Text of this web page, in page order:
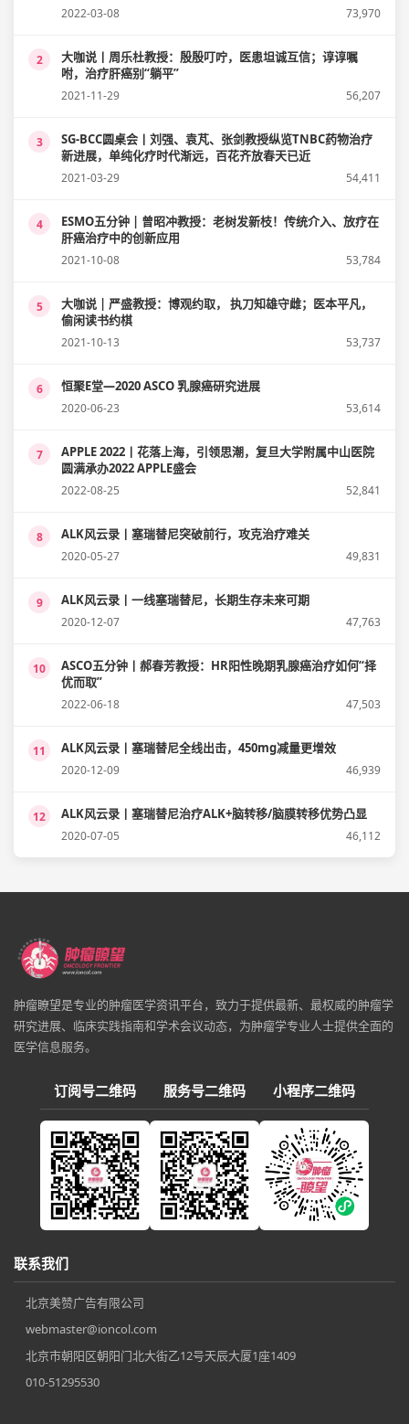
2022-03-08 73,970
2
大咖说丨周乐杜教授：殷殷叮咛，医患坦诚互信；谆谆嘱
咐，治疗肝癌别“躺平”
2021-11-29 56,207
3
SG-BCC圆桌会丨刘强、袁芃、张剑教授纵览TNBC药物治疗
新进展，单纯化疗时代渐远，百花齐放春天已近
2021-03-29 54,411
4
ESMO五分钟 | 曾昭冲教授：老树发新枝！传统介入、放疗在
肝癌治疗中的创新应用
2021-10-08 53,784
5
大咖说 | 严盛教授：博观约取， 执刀知雄守雌；医本平凡，
偷闲读书约棋
2021-10-13 53,737
6 恒聚E堂—2020 ASCO 乳腺癌研究进展
2020-06-23 53,614
7
APPLE 2022丨花落上海，引领思潮，复旦大学附属中山医院
圆满承办2022 APPLE盛会
2022-08-25 52,841
8 ALK风云录丨塞瑞替尼突破前行，攻克治疗难关
2020-05-27 49,831
9 ALK风云录丨一线塞瑞替尼，长期生存未来可期
2020-12-07 47,763
10
ASCO五分钟丨郝春芳教授：HR阳性晚期乳腺癌治疗如何“择
优而取”
2022-06-18 47,503
11 ALK风云录丨塞瑞替尼全线出击，450mg减量更增效
2020-12-09 46,939
12 ALK风云录丨塞瑞替尼治疗ALK+脑转移/脑膜转移优势凸显
2020-07-05 46,112
肿瘤瞭望是专业的肿瘤医学资讯平台，致力于提供最新、最权威的肿瘤学
研究进展、临床实践指南和学术会议动态，为肿瘤学专业人士提供全面的
医学信息服务。
订阅号二维码 服务号二维码 小程序二维码
联系我们
北京美赞广告有限公司
webmaster@ioncol.com
北京市朝阳区朝阳门北大街乙12号天辰大厦1座1409
010-51295530